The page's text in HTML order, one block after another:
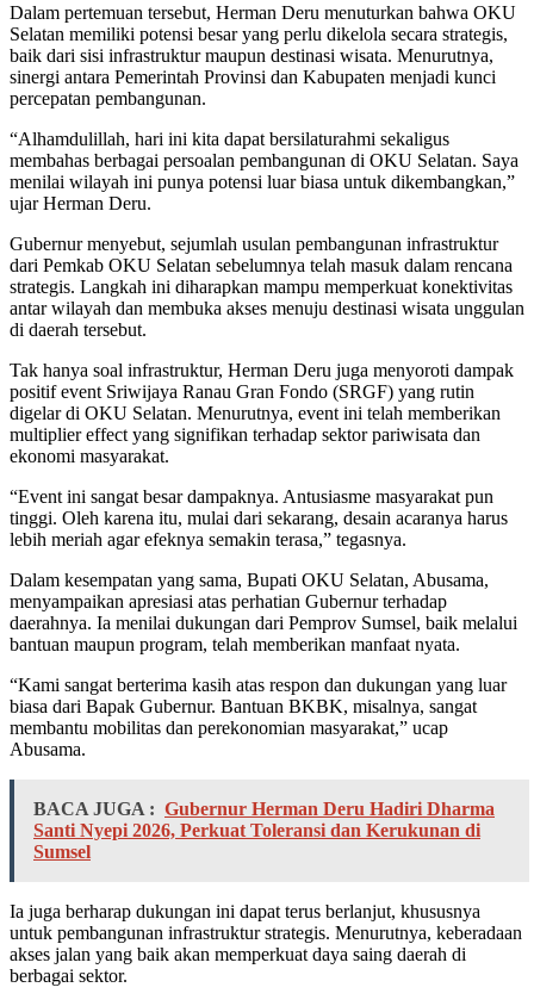
Dalam pertemuan tersebut, Herman Deru menuturkan bahwa OKU
Selatan memiliki potensi besar yang perlu dikelola secara strategis,
baik dari sisi infrastruktur maupun destinasi wisata. Menurutnya,
sinergi antara Pemerintah Provinsi dan Kabupaten menjadi kunci
percepatan pembangunan.
“Alhamdulillah, hari ini kita dapat bersilaturahmi sekaligus
membahas berbagai persoalan pembangunan di OKU Selatan. Saya
menilai wilayah ini punya potensi luar biasa untuk dikembangkan,”
ujar Herman Deru.
Gubernur menyebut, sejumlah usulan pembangunan infrastruktur
dari Pemkab OKU Selatan sebelumnya telah masuk dalam rencana
strategis. Langkah ini diharapkan mampu memperkuat konektivitas
antar wilayah dan membuka akses menuju destinasi wisata unggulan
di daerah tersebut.
Tak hanya soal infrastruktur, Herman Deru juga menyoroti dampak
positif event Sriwijaya Ranau Gran Fondo (SRGF) yang rutin
digelar di OKU Selatan. Menurutnya, event ini telah memberikan
multiplier effect yang signifikan terhadap sektor pariwisata dan
ekonomi masyarakat.
“Event ini sangat besar dampaknya. Antusiasme masyarakat pun
tinggi. Oleh karena itu, mulai dari sekarang, desain acaranya harus
lebih meriah agar efeknya semakin terasa,” tegasnya.
Dalam kesempatan yang sama, Bupati OKU Selatan, Abusama,
menyampaikan apresiasi atas perhatian Gubernur terhadap
daerahnya. Ia menilai dukungan dari Pemprov Sumsel, baik melalui
bantuan maupun program, telah memberikan manfaat nyata.
“Kami sangat berterima kasih atas respon dan dukungan yang luar
biasa dari Bapak Gubernur. Bantuan BKBK, misalnya, sangat
membantu mobilitas dan perekonomian masyarakat,” ucap
Abusama.
BACA JUGA : Gubernur Herman Deru Hadiri Dharma
Santi Nyepi 2026, Perkuat Toleransi dan Kerukunan di
Sumsel
Ia juga berharap dukungan ini dapat terus berlanjut, khususnya
untuk pembangunan infrastruktur strategis. Menurutnya, keberadaan
akses jalan yang baik akan memperkuat daya saing daerah di
berbagai sektor.